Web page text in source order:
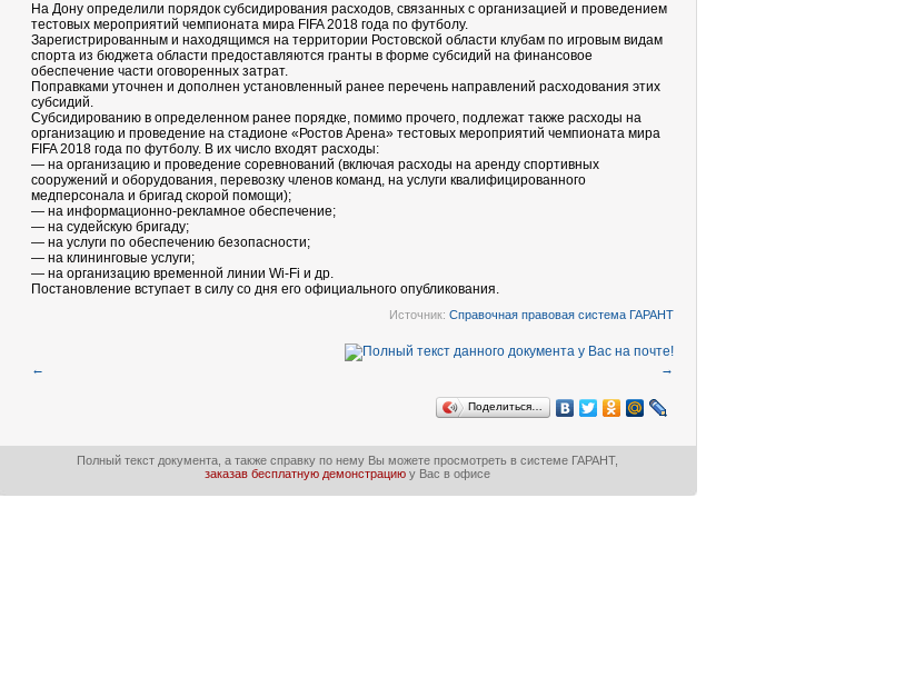
На Дону определили порядок субсидирования расходов, связанных с организацией и проведением
тестовых мероприятий чемпионата мира FIFA 2018 года по футболу.
Зарегистрированным и находящимся на территории Ростовской области клубам по игровым видам
спорта из бюджета области предоставляются гранты в форме субсидий на финансовое
обеспечение части оговоренных затрат.
Поправками уточнен и дополнен установленный ранее перечень направлений расходования этих
субсидий.
Субсидированию в определенном ранее порядке, помимо прочего, подлежат также расходы на
организацию и проведение на стадионе «Ростов Арена» тестовых мероприятий чемпионата мира
FIFA 2018 года по футболу. В их число входят расходы:
— на организацию и проведение соревнований (включая расходы на аренду спортивных
сооружений и оборудования, перевозку членов команд, на услуги квалифицированного
медперсонала и бригад скорой помощи);
— на информационно-рекламное обеспечение;
— на судейскую бригаду;
— на услуги по обеспечению безопасности;
— на клининговые услуги;
— на организацию временной линии Wi-Fi и др.
Постановление вступает в силу со дня его официального опубликования.
Источник: Справочная правовая система ГАРАНТ
← →
Поделиться…
Полный текст документа, а также справку по нему Вы можете просмотреть в системе ГАРАНТ,
заказав бесплатную демонстрациюу Вас в офисе